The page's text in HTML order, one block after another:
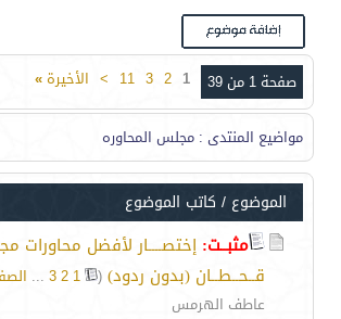
صفحة 1 من 39 1
2
3
11
> الأخيرة»
مواضيع المنتدى : مجلس المحاوره
الموضوع / كاتب الموضوع
مثبــت: إختصــــار لأفضل محاورات
قــحــطــان (بدون ردود) (
1
2
3
...
عاطف الهرمس